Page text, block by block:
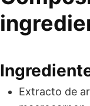
Extracto de